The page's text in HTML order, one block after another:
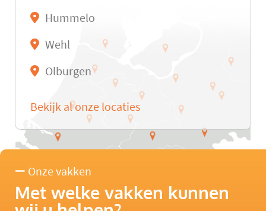
Hummelo
Wehl
Olburgen
Bekijk al onze locaties
Onze vakken
Met welke vakken kunnen